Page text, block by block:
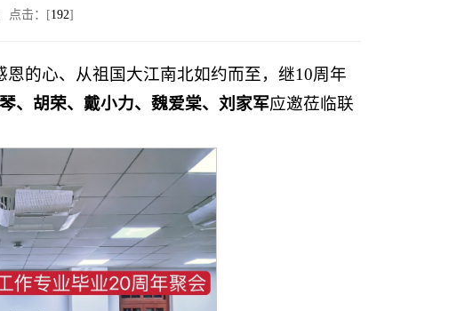
点击：[192]
的心、从祖国大江南北如约而至，继10周年
、胡荣、戴小力、魏爱棠、 刘家军应邀莅临联